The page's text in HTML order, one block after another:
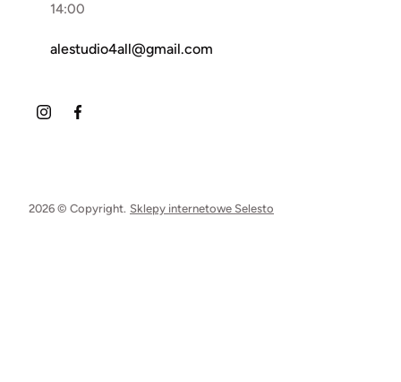
14:00
alestudio4all@gmail.com
2026 © Copyright. Sklepy internetowe Selesto